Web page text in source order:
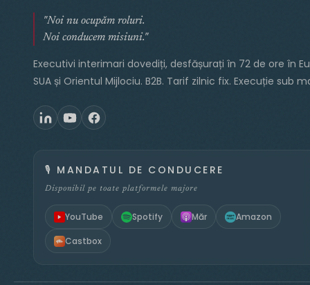
"Noi nu ocupăm roluri.
Noi conducem misiuni."
Executivi interimari dovediți, desfășurați în 72 de ore în
SUA și Orientul Mijlociu. B2B. Tarif zilnic fix. Execuție sub
🎙️ MANDATUL DE CONDUCERE
Disponibil pe toate platformele majore
YouTube Spotify Măr Amazon
Castbox